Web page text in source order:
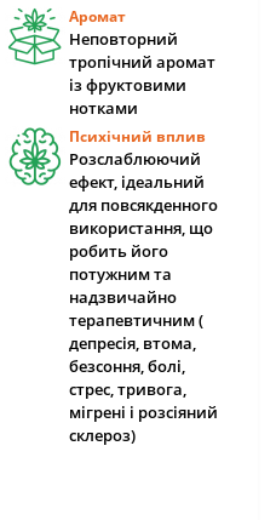
Аромат
Неповторний
тропічний аромат
із фруктовими
нотками
Психічний вплив
Розслаблюючий
ефект, ідеальний
для повсякденного
використання, що
робить його
потужним та
надзвичайно
терапевтичним (
депресія, втома,
безсоння, болі,
стрес, тривога,
мігрені і розсіяний
склероз)